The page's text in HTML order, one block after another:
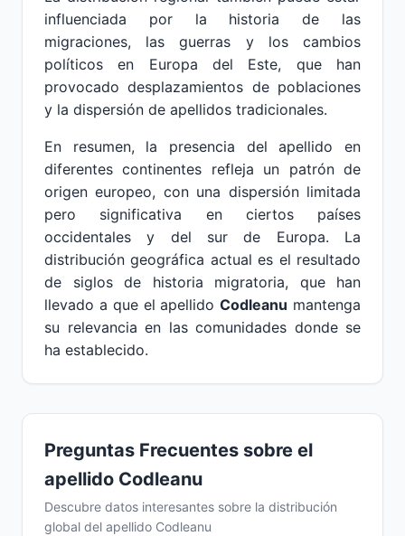
influenciada por la historia de las
migraciones, las guerras y los cambios
políticos en Europa del Este, que han
provocado desplazamientos de poblaciones
y la dispersión de apellidos tradicionales.
En resumen, la presencia del apellido en
diferentes continentes refleja un patrón de
origen europeo, con una dispersión limitada
pero significativa en ciertos países
occidentales y del sur de Europa. La
distribución geográfica actual es el resultado
de siglos de historia migratoria, que han
llevado a que el apellidoCodleanu mantenga
su relevancia en las comunidades donde se
ha establecido.
Preguntas Frecuentes sobre el
apellido Codleanu
Descubre datos interesantes sobre la distribución
global del apellido Codleanu